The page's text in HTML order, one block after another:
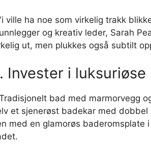
ville ha noe som virkelig trakk
og kreativ leder, Sarah
ut, men plukkes også subtilt
Invester i
et sjenerøst badekar med
med en glamorøs baderomsplate